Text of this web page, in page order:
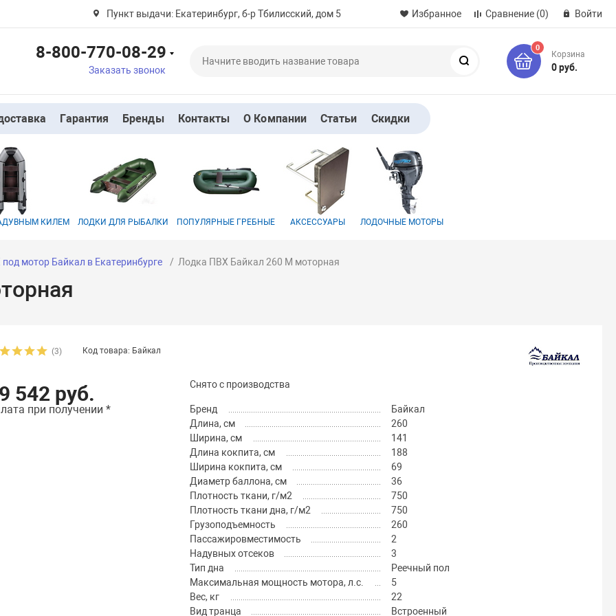
Пункт выдачи: Екатеринбург, б-р Тбилисский, дом 5 Избранное Сравнение (0) Войти
8-800-770-08-29
Заказать звонок
0
Корзина
0 руб.
Гарантия Бренды Контакты О Компании Статьи Скидки
КИЛЕМ ЛОДКИ ДЛЯ РЫБАЛКИ ПОПУЛЯРНЫЕ ГРЕБНЫЕ АКСЕССУАРЫ ЛОДОЧНЫЕ МОТОРЫ
мотор Байкал в Екатеринбурге Лодка ПВХ Байкал 260 М моторная
(3) Код товара: Байкал
542 руб.
при получении *
Снято с производства
Бренд
Байкал
Длина, см
260
Ширина, см
141
Длина кокпита, см
188
Ширина кокпита, см
69
Диаметр баллона, см
36
Плотность ткани, г/м2
750
Плотность ткани дна, г/м2
750
Грузоподъемность
260
Пассажировместимость
2
Надувных отсеков
3
Тип дна
Реечный пол
Максимальная мощность мотора, л.с.
5
Вес, кг
22
Вид транца
Встроенный